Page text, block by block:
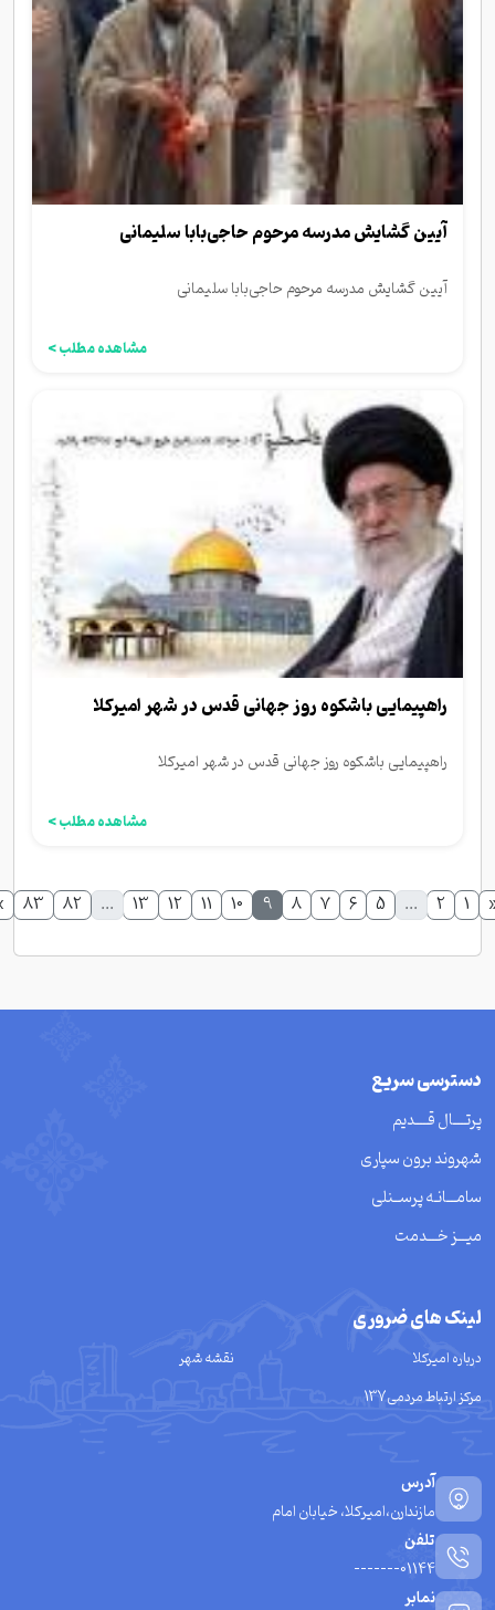
آیین گشایش مدرسه مرحوم حاجی‌بابا سلیمانی
آیین گشایش مدرسه مرحوم حاجی‌بابا سلیمانی
مشاهده مطلب >
راهپیمایی باشکوه روز جهانی قدس در شهر امیرکلا
راهپیمایی باشکوه روز جهانی قدس در شهر امیرکلا
مشاهده مطلب >
1
2
...
5
6
7
8
9
10
11
12
13
...
82
83
دسترسی سریع
پرتــــال قــــدیم
شهروند برون سپاری
سامـــانـه پرســنلی
میـــز خـــدمت
لینک های ضروری
درباره امیرکلا
نقشه شهر
مرکز ارتباط مردمی137
آدرس
مازندارن،امیرکلا، خیابان امام
تلفن
01144-------
نمابر